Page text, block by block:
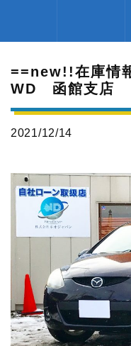
==new!!在庫情
WD 函館支店
2021/12/14